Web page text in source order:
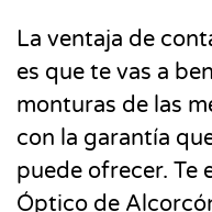
La ventaja de
es que te vas a
monturas de las
con la garantía
puede ofrecer. Te
Óptico de